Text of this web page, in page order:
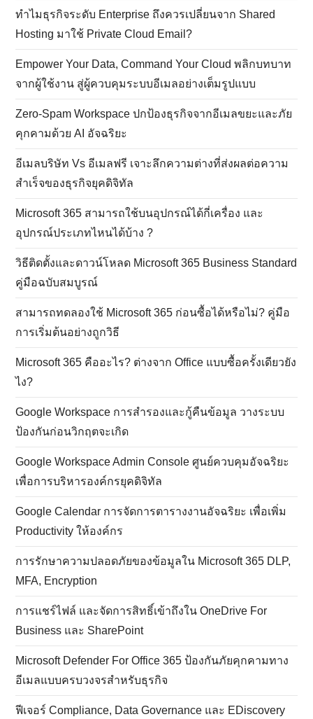
ทำไมธุรกิจระดับ Enterprise ถึงควรเปลี่ยนจาก Shared
Hosting มาใช้ Private Cloud Email?
Empower Your Data, Command Your Cloud พลิกบทบาท
จากผู้ใช้งาน สู่ผู้ควบคุมระบบอีเมลอย่างเต็มรูปแบบ
Zero-Spam Workspace ปกป้องธุรกิจจากอีเมลขยะและภัย
คุกคามด้วย AI อัจฉริยะ
อีเมลบริษัท Vs อีเมลฟรี เจาะลึกความต่างที่ส่งผลต่อความ
สำเร็จของธุรกิจยุคดิจิทัล
Microsoft 365 สามารถใช้บนอุปกรณ์ได้กี่เครื่อง และ
อุปกรณ์ประเภทไหนได้บ้าง ?
วิธีติดตั้งและดาวน์โหลด Microsoft 365 Business Standard
คู่มือฉบับสมบูรณ์
สามารถทดลองใช้ Microsoft 365 ก่อนซื้อได้หรือไม่? คู่มือ
การเริ่มต้นอย่างถูกวิธี
Microsoft 365 คืออะไร? ต่างจาก Office แบบซื้อครั้งเดียวยัง
ไง?
Google Workspace การสำรองและกู้คืนข้อมูล วางระบบ
ป้องกันก่อนวิกฤตจะเกิด
Google Workspace Admin Console ศูนย์ควบคุมอัจฉริยะ
เพื่อการบริหารองค์กรยุคดิจิทัล
Google Calendar การจัดการตารางงานอัจฉริยะ เพื่อเพิ่ม
Productivity ให้องค์กร
การรักษาความปลอดภัยของข้อมูลใน Microsoft 365 DLP,
MFA, Encryption
การแชร์ไฟล์ และจัดการสิทธิ์เข้าถึงใน OneDrive For
Business และ SharePoint
Microsoft Defender For Office 365 ป้องกันภัยคุกคามทาง
อีเมลแบบครบวงจรสำหรับธุรกิจ
ฟีเจอร์ Compliance, Data Governance และ EDiscovery